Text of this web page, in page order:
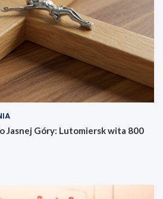
Jasnej Góry: Lutomiersk wita 800